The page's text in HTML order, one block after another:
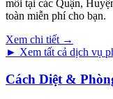
mối tại các Quận,
toàn miễn phí cho bạn.
Xem chi tiết →
► Xem tất cả dịch vụ
Cách Diệt &